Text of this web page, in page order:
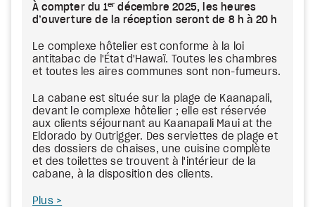
À compter du 1er décembre 2025, les heures
d’ouverture de la réception seront de 8 h à 20 h
Le complexe hôtelier est conforme à la loi
antitabac de l'État d'Hawaï. Toutes les chambres
et toutes les aires communes sont non-fumeurs.
La cabane est située sur la plage de Kaanapali,
devant le complexe hôtelier ; elle est réservée
aux clients séjournant au Kaanapali Maui at the
Eldorado by Outrigger. Des serviettes de plage et
des dossiers de chaises, une cuisine complète
et des toilettes se trouvent à l'intérieur de la
cabane, à la disposition des clients.
Plus